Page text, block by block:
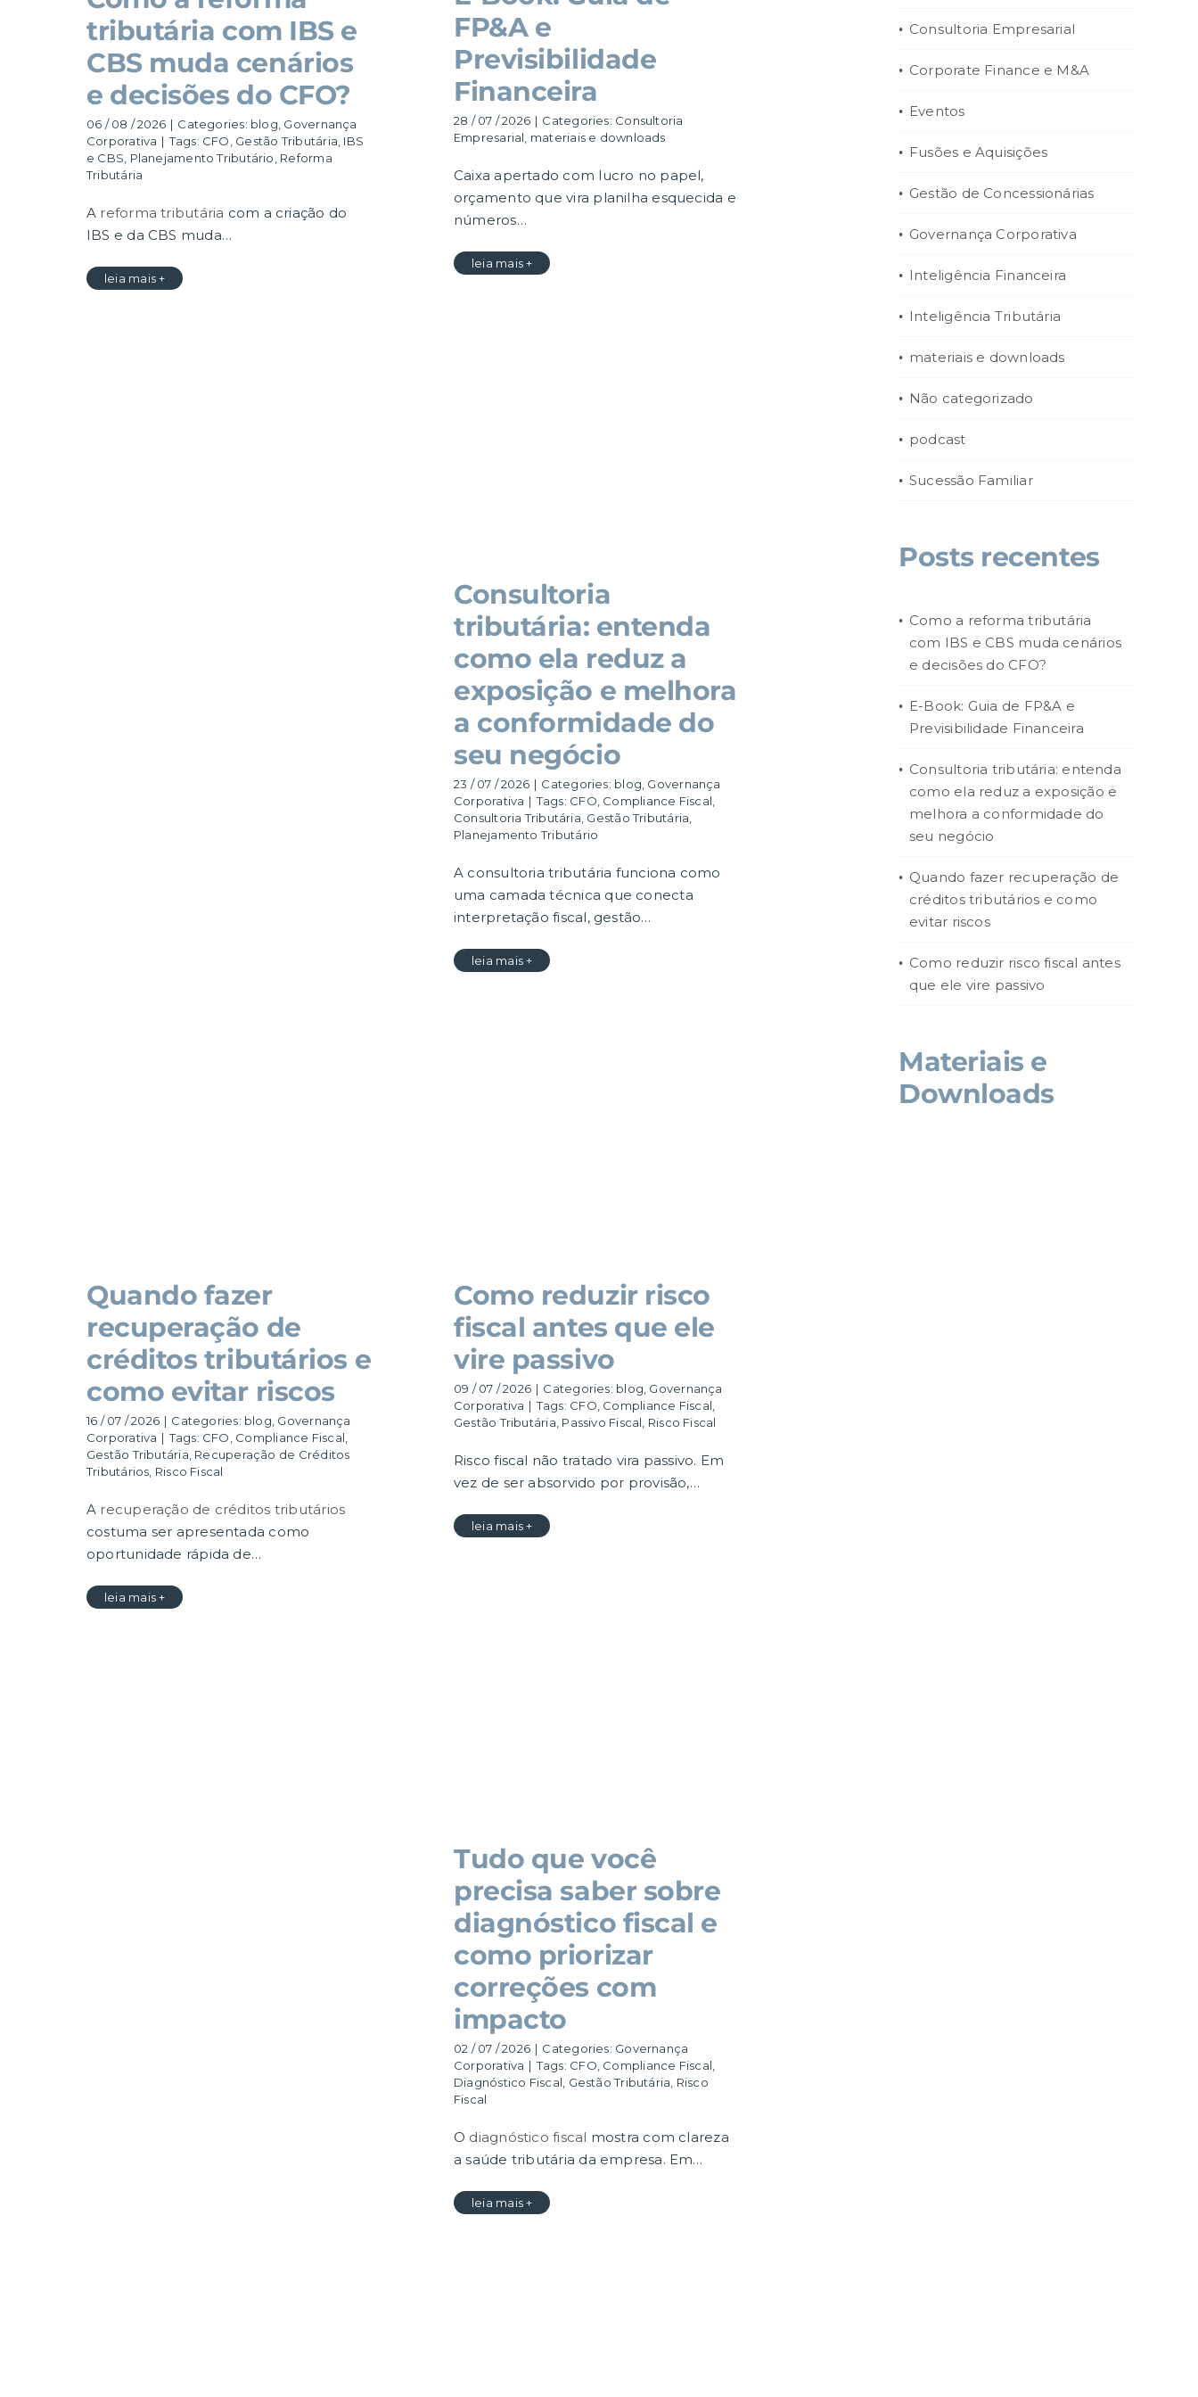
tributária com IBS e
CBS muda cenários
e decisões do CFO?
06 / 08 / 2026 | Categories: blog Governança
Corporativa | Tags: CFO Gestão Tributária IBS
e CBS Planejamento Tributário Reforma
Tributária
A reforma tributária com a criação do
IBS e da CBS muda…
leia mais +
FP&A e
Previsibilidade
Financeira
28 / 07 / 2026 | Categories: Consultoria
Empresarial materiais e downloads
Caixa apertado com lucro no papel,
orçamento que vira planilha esquecida e
números…
leia mais +
Consultoria
tributária: entenda
como ela reduz a
exposição e melhora
a conformidade do
seu negócio
23 / 07 / 2026 | Categories: blog, Governança
Corporativa | Tags: CFO, Compliance Fiscal,
Consultoria Tributária, Gestão Tributária,
Planejamento Tributário
A consultoria tributária funciona como
uma camada técnica que conecta
interpretação fiscal, gestão…
leia mais +
Quando fazer
recuperação de
créditos tributários e
como evitar riscos
16 / 07 / 2026 | Categories: blog Governança
Corporativa | Tags: CFO Compliance Fiscal
Gestão Tributária Recuperação de Créditos
Tributários Risco Fiscal
A recuperação de créditos tributários
costuma ser apresentada como
oportunidade rápida de…
leia mais +
Como reduzir risco
fiscal antes que ele
vire passivo
09 / 07 / 2026 | Categories: blog Governança
Corporativa | Tags: CFO Compliance Fiscal
Gestão Tributária Passivo Fiscal Risco Fiscal
Risco fiscal não tratado vira passivo. Em
vez de ser absorvido por provisão,…
leia mais +
Tudo que você
precisa saber sobre
diagnóstico fiscal e
como priorizar
correções com
impacto
02 / 07 / 2026 | Categories: Governança
Corporativa | Tags: CFO Compliance Fiscal
Diagnóstico Fiscal Gestão Tributária Risco
Fiscal
O diagnóstico fiscal mostra com clareza
a saúde tributária da empresa. Em…
leia mais +
Consultoria Empresarial
Corporate Finance e M&A
Eventos
Fusões e Aquisições
Gestão de Concessionárias
Governança Corporativa
Inteligência Financeira
Inteligência Tributária
materiais e downloads
Não categorizado
podcast
Sucessão Familiar
Posts recentes
Como a reforma tributária
com IBS e CBS muda cenários
e decisões do CFO?
E-Book: Guia de FP&A e
Previsibilidade Financeira
Consultoria tributária: entenda
como ela reduz a exposição e
melhora a conformidade do
seu negócio
Quando fazer recuperação de
créditos tributários e como
evitar riscos
Como reduzir risco fiscal antes
que ele vire passivo
Materiais e
Downloads